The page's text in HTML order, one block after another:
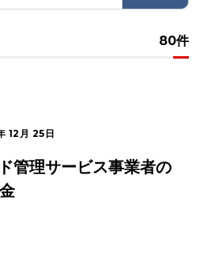
80件
12月 25日
理サービス事業者の